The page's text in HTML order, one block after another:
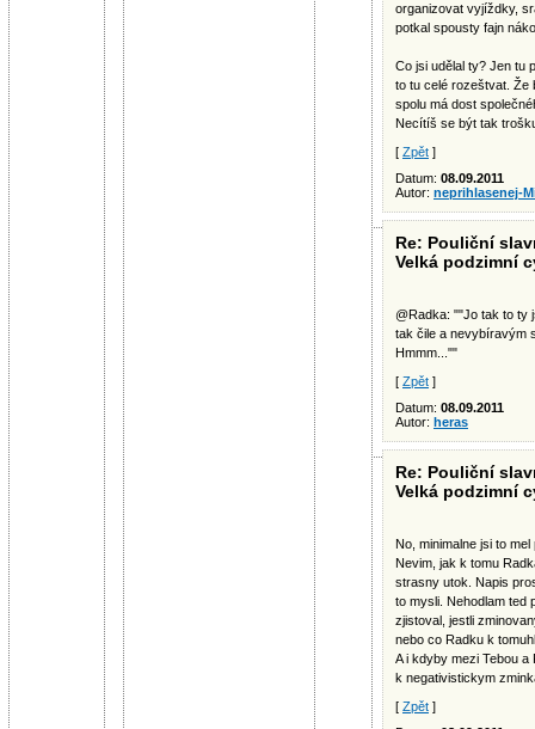
organizovat vyjíždky,
potkal spousty fajn
Co jsi udělal ty? Jen tu
to tu celé rozeštvat. Že
spolu má dost
Necítíš se být tak
[ Zpět ]
Datum: 08.09.2011
Autor: neprihlasenej-
Re: Pouliční
Velká podzimní
@Radka: ""Jo tak to ty
tak čile a nevybíravým
Hmmm...""
[ Zpět ]
Datum: 08.09.2011
Autor: heras
Re: Pouliční
Velká podzimní
No, minimalne jsi to
Nevim, jak k tomu
strasny utok. Napis
to mysli. Nehodlam ted
zjistoval, jestli
nebo co Radku k
A i kdyby mezi Tebou a
k negativistickym
[ Zpět ]